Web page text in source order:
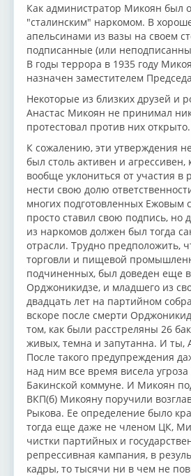
Как администратор Микоян
"сталинским" наркомом. В
апельсинами из вазы на своем
подписанные (или
В годы террора в 1935 году
назначен заместителем
Некоторые из близких друзей и
Анастас Микоян не принимал
протестовал против них открыто.
К сожалению, эти утверждения
был столь активен и
вообще уклониться от участия
нести свою долю
многих подготовленных Ежовым
просто ставил свою подпись,
из наркомов должен был тогда
отрасли. Трудно предположить,
торговли и пищевой
подчиненных, был доведен еще
Орджоникидзе, и младшего из
двадцать лет на партийном
вскоре после смерти
том, как были расстреляны 26
живых, темна и запутанна. И ты,
После такого предупреждения
над ним все время висела
Бакинской коммуне. И Микоян
ВКП(б) Микояну поручили
Рыкова. Ее определение было
тогда еще даже не членом ЦК,
чистки партийных и
репрессивная кампания, в
кадры, то тысячи ни в чем не